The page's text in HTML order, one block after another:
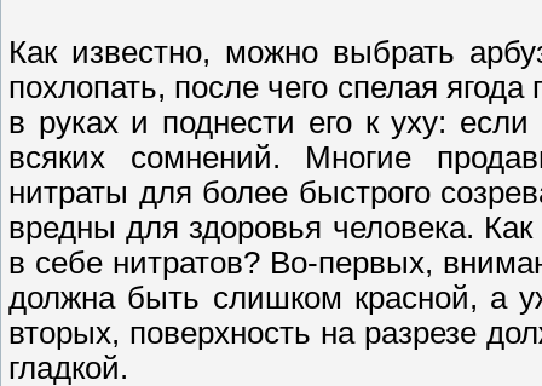
Как известно, можно выбрать
похлопать, после чего спелая
в руках и поднести его к уху:
всяких сомнений. Многие
нитраты для более быстрого
вредны для здоровья человека.
в себе нитратов? Во-первых,
должна быть слишком красной, а
вторых, поверхность на разрезе
гладкой.